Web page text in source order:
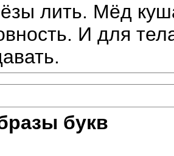
лить. Мёд
И для
букв